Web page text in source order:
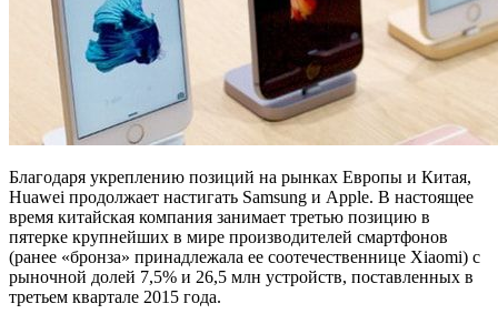
Благодаря укреплению позиций на рынках Европы и Китая,
Huawei продолжает настигать Samsung и Apple. В настоящее
время китайская компания занимает третью позицию в
пятерке крупнейших в мире производителей смартфонов
(ранее «бронза» принадлежала ее соотечественнице Xiaomi) с
рыночной долей 7,5% и 26,5 млн устройств, поставленных в
третьем квартале 2015 года.